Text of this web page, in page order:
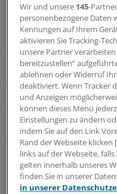
Entscheidung des
Kompromiss. Dagegen
Parteien, dass aktive
strafbar bleibt.
Auf der anderen Seite
konservativen
Sterbehilfe durch die
Ärzte dürfen die
behördlicher Kontrolle
Wir und unsere 145-
personenbezogene Daten
Kennungen auf Ihrem
aktivieren Sie Tracking-
unsere Partner
bereitzustellen“
ablehnen oder Widerruf
deaktiviert. Wenn Tracker
und Anzeigen
können dieses Menü
Einstellungen zu ändern
indem Sie auf den Link
Rand der Webseite
links auf der Webseite,
gelten innerhalb unseres
finden Sie in unserer
in unserer